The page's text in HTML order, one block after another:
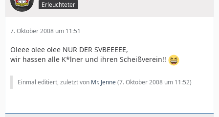
Erleuchteter
7. Oktober 2008 um 11:51
Oleee olee olee NUR DER SVBEEEEE,
wir hassen alle K*lner und ihren Scheißverein!!
Einmal editiert, zuletzt von Mr. Jenne(7. Oktober 2008 um 11:52)